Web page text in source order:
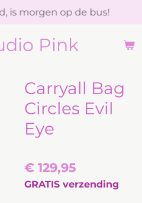
Pink
is morgen op de bus!
Carryall Bag
Circles Evil
Eye
€ 129,95
GRATIS verzending